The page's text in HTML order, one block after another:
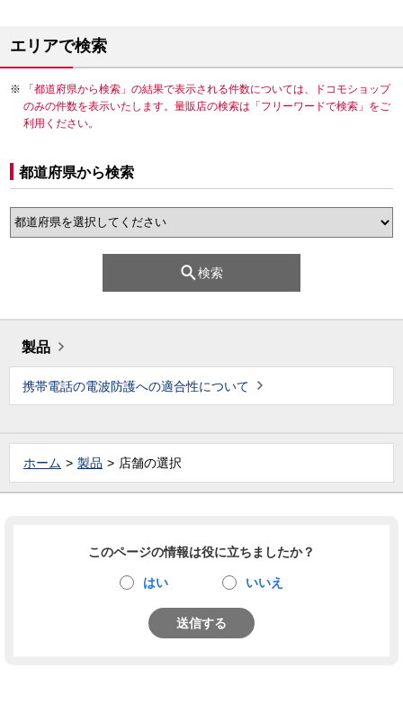
エリアで検索
「都道府県から検索」の結果で表示される件数については、ドコモショップ
のみの件数を表示いたします。量販店の検索は「フリーワードで検索」をご
利用ください。
都道府県から検索
検索
製品
携帯電話の電波防護への適合性について
ホーム 製品 店舗の選択
このページの情報は役に立ちましたか？
はい いいえ
送信する